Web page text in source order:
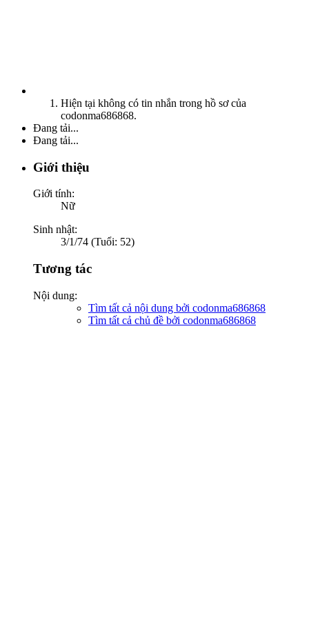
Hiện tại không có tin nhắn trong hồ sơ của
codonma686868.
Đang tải...
Đang tải...
Giới thiệu
Giới tính:
Nữ
Sinh nhật:
3/1/74 (Tuổi: 52)
Tương tác
Nội dung:
Tìm tất cả nội dung bởi codonma686868
Tìm tất cả chủ đề bởi codonma686868